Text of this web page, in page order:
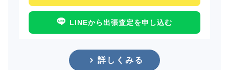
LINEから出張査定を申し込む
詳しくみる